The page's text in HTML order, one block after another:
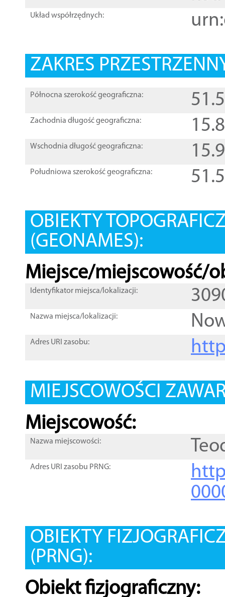
Układ współrzędnych:
ZAKRES
Północna szerokość geograficzna:
Zachodnia długość geograficzna:
Wschodnia długość geograficzna:
Południowa szerokość geograficzna:
OBIEKTY
(GEONAMES):
Miejsce/miejscowość/
Identyfikator miejsca/lokalizacji:
Nazwa miejsca/lokalizacji:
Adres URI zasobu:
MIEJSCOWOŚCI
Miejscowość:
Nazwa miejscowości:
Adres URI zasobu PRNG:
OBIEKTY
(PRNG):
Obiekt fizjograficzny: